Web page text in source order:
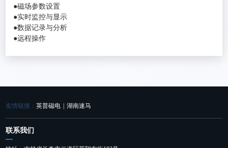
●磁场参数设置
●实时监控与显示
●数据记录与分析
●远程操作
友情链接：英普磁电 湖南速马
联系我们